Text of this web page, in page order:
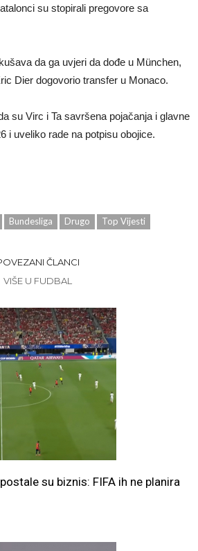
su stopirali pregovore sa
da ga uvjeri da dođe u München,
Dier dogovorio transfer u Monaco.
su Virc i Ta savršena pojačanja i glavne
i uveliko rade na potpisu obojice.
Bundesliga Drugo Top Vijesti
ČLANCI
VIŠE U FUDBAL
su biznis: FIFA ih ne planira